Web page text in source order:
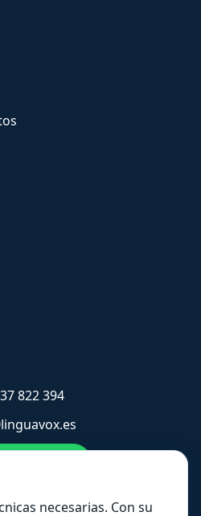
822 394
presupuesto
necesarias. Con su